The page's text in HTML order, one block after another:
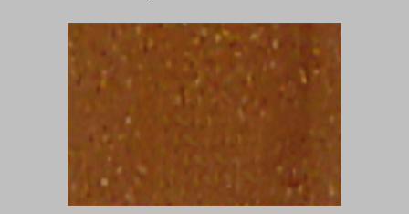
Bildergalerie überspringen